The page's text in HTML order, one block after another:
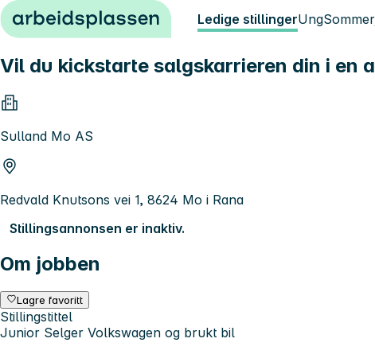
Hopp til innhold Ledige stillingerUng
Vil du kickstarte salgskarrieren din i en
Sulland Mo AS
Redvald Knutsons vei 1, 8624 Mo i Rana
Stillingsannonsen er inaktiv.
Om jobben
Lagre favoritt
Stillingstittel
Junior Selger Volkswagen og brukt bil